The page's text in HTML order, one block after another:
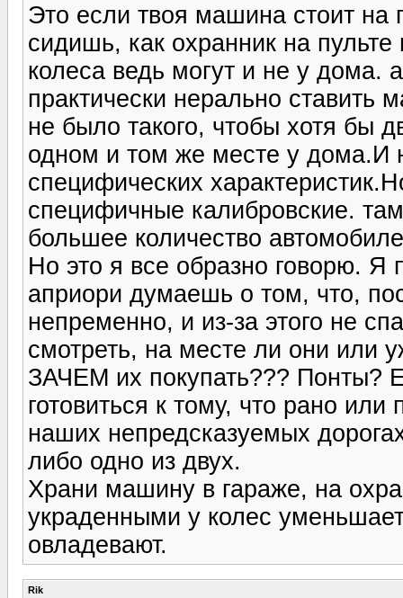
Это если твоя машина стоит
сидишь, как охранник на
колеса ведь могут и не у дома.
практически нерально
не было такого, чтобы хотя бы
одном и том же месте у дома.И
специфических
специфичные калибровские.
большее количество
Но это я все образно говорю. Я
априори думаешь о том, что,
непременно, и из-за этого не
смотреть, на месте ли они или
ЗАЧЕМ их покупать??? Понты?
готовиться к тому, что рано
наших непредсказуемых
либо одно из двух.
Храни машину в гараже, на
украденными у колес
овладевают.
Rik